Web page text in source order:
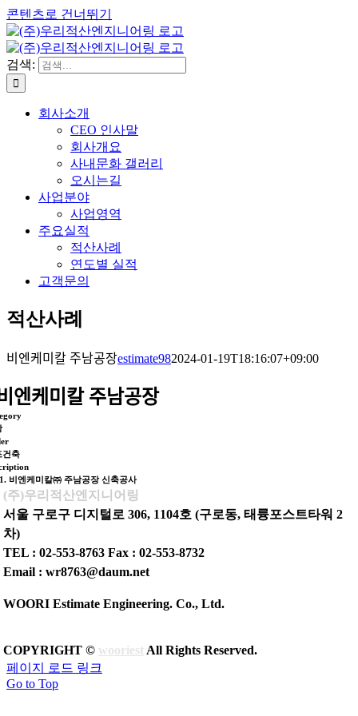
콘텐츠로 건너뛰기
검색:
회사소개
CEO 인사말
회사개요
사내문화 갤러리
오시는길
사업분야
사업영역
주요실적
적산사례
연도별 실적
고객문의
적산사례
비엔케미칼 주남공장estimate982024-01-19T18:16:07+09:00
주남공장
건축
비엔케미칼㈜ 주남공장 신축공사
(주)우리적산엔지니어링
서울 구로구 디지털로 306, 1104호 (구로동, 태륭포스트타워 2
차)
TEL : 02-553-8763 Fax : 02-553-8732
Email : wr8763@daum.net
WOORI Estimate Engineering. Co., Ltd.
COPYRIGHT © wooriest All Rights Reserved.
페이지 로드 링크
Go to Top